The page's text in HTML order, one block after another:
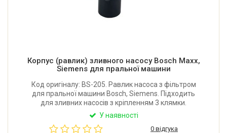
Корпус (равлик) зливного насосу Bosch Maxx,
Siemens для пральної машини
Код оригіналу: BS-205. Равлик насоса з фільтром
для пральної машини Bosch, Siemens. Підходить
для зливних насосів з кріпленням 3 клямки.
Виробник: Італія.
У наявності
0 відгука